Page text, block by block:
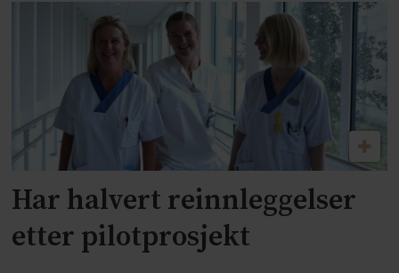
Har halvert reinnleggelser
etter pilotprosjekt